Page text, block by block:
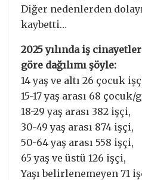
Diğer nedenlerden
kaybetti…
2025 yılında iş
göre dağılımı şöyle:
14 yaş ve altı 26 çocuk
15-17 yaş arası 68 çocuk/
18-29 yaş arası 382 işçi,
30-49 yaş arası 874 işçi,
50-64 yaş arası 558 işçi,
65 yaş ve üstü 126 işçi,
Yaşı belirlenemeyen 71